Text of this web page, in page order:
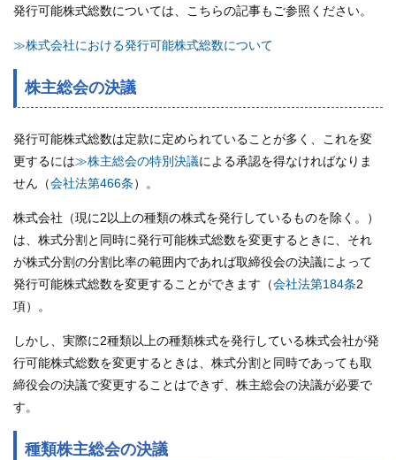
発行可能株式総数については、こちらの記事もご参照ください。
≫株式会社における発行可能株式総数について
株主総会の決議
発行可能株式総数は定款に定められていることが多く、これを変
更するには≫株主総会の特別決議による承認を得なければなりま
せん（会社法第466条）。
株式会社（現に2以上の種類の株式を発行しているものを除く。）
は、株式分割と同時に発行可能株式総数を変更するときに、それ
が株式分割の分割比率の範囲内であれば取締役会の決議によって
発行可能株式総数を変更することができます（会社法第184条2
項）。
しかし、実際に2種類以上の種類株式を発行している株式会社が発
行可能株式総数を変更するときは、株式分割と同時であっても取
締役会の決議で変更することはできず、株主総会の決議が必要で
す。
種類株主総会の決議